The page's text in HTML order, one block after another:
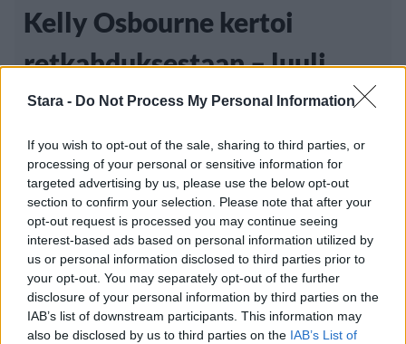
Stara - Do Not Process My Personal Information
If you wish to opt-out of the sale, sharing to third parties, or
processing of your personal or sensitive information for
targeted advertising by us, please use the below opt-out
section to confirm your selection. Please note that after your
opt-out request is processed you may continue seeing
interest-based ads based on personal information utilized by
us or personal information disclosed to third parties prior to
your opt-out. You may separately opt-out of the further
disclosure of your personal information by third parties on the
IAB’s list of downstream participants. This information may
also be disclosed by us to third parties on the IAB’s List of
Kelly Osbourne kertoi
retkahduksestaan – luuli
voivansa käyttää alkoholia
kohtuudella
Ozzy ja Sharon Osbournen nuorin tytär Kelly
Osbourne on viettänyt